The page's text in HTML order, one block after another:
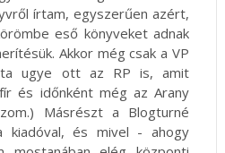
írtam, egyszerűen azért,
eső könyveket adnak
Akkor még csak a VP
ugye ott az RP is, amit
és időnként még az Arany
Másrészt a Blogturné
kiadóval, és mivel - ahogy